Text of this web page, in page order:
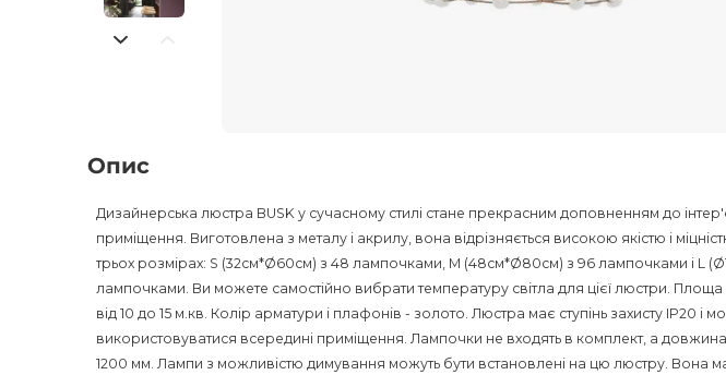
Опис
Дизайнерська люстра BUSK у сучасному стилі стане прекрасним доповненням до
приміщення. Виготовлена з металу і акрилу, вона відрізняється високою якістю і
трьох розмірах: S (32см*Ø60см) з 48 лампочками, M (48см*Ø80см) з 96 лампочками і L
лампочками. Ви можете самостійно вибрати температуру світла для цієї люстри. Площа
від 10 до 15 м.кв. Колір арматури і плафонів - золото. Люстра має ступінь захисту IP20 і
використовуватися всередині приміщення. Лампочки не входять в комплект, а
1200 мм. Лампи з можливістю димування можуть бути встановлені на цю люстру. Вона